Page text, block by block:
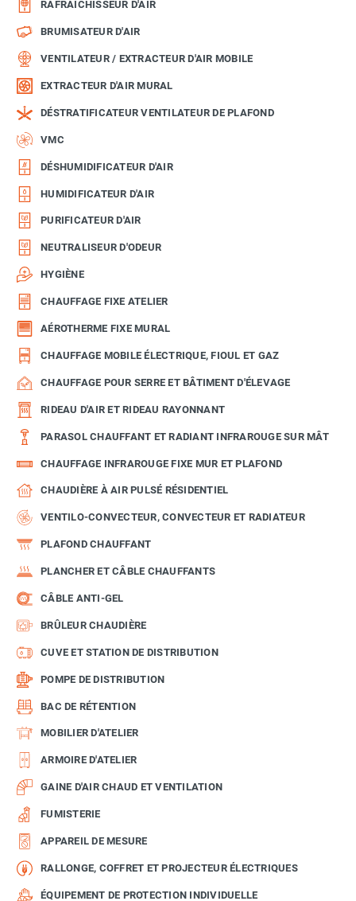
RAFRAÎCHISSEUR D'AIR
BRUMISATEUR D'AIR
VENTILATEUR / EXTRACTEUR D'AIR MOBILE
EXTRACTEUR D'AIR MURAL
DÉSTRATIFICATEUR VENTILATEUR DE PLAFOND
VMC
DÉSHUMIDIFICATEUR D'AIR
HUMIDIFICATEUR D'AIR
PURIFICATEUR D'AIR
NEUTRALISEUR D'ODEUR
HYGIÈNE
CHAUFFAGE FIXE ATELIER
AÉROTHERME FIXE MURAL
CHAUFFAGE MOBILE ÉLECTRIQUE, FIOUL ET GAZ
CHAUFFAGE POUR SERRE ET BÂTIMENT D'ÉLEVAGE
RIDEAU D'AIR ET RIDEAU RAYONNANT
PARASOL CHAUFFANT ET RADIANT INFRAROUGE SUR MÂT
CHAUFFAGE INFRAROUGE FIXE MUR ET PLAFOND
CHAUDIÈRE À AIR PULSÉ RÉSIDENTIEL
VENTILO-CONVECTEUR, CONVECTEUR ET RADIATEUR
PLAFOND CHAUFFANT
PLANCHER ET CÂBLE CHAUFFANTS
CÂBLE ANTI-GEL
BRÛLEUR CHAUDIÈRE
CUVE ET STATION DE DISTRIBUTION
POMPE DE DISTRIBUTION
BAC DE RÉTENTION
MOBILIER D'ATELIER
ARMOIRE D'ATELIER
GAINE D'AIR CHAUD ET VENTILATION
FUMISTERIE
APPAREIL DE MESURE
RALLONGE, COFFRET ET PROJECTEUR ÉLECTRIQUES
ÉQUIPEMENT DE PROTECTION INDIVIDUELLE